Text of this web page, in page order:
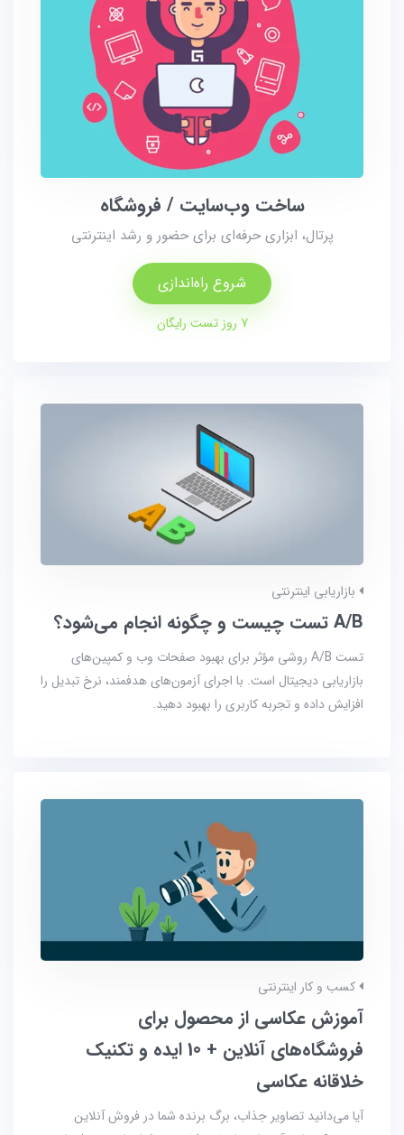
بازاریابی اینترنتی
A/B تست چیست و چگونه انجام می‌شود؟
تست A/B روشی مؤثر برای بهبود صفحات وب و کمپین‌های
بازاریابی دیجیتال است. با اجرای آزمون‌های هدفمند، نرخ تبدیل را
افزایش داده و تجربه کاربری را بهبود دهید.
کسب و کار اینترنتی
آموزش عکاسی از محصول برای
فروشگاه‌های آنلاین + 10 ایده و تکنیک
خلاقانه عکاسی
آیا می‌دانید تصاویر جذاب، برگ برنده شما در فروش آنلاین
ساخت وب‌سایت / فروشگاه
پرتال، ابزاری حرفه‌ای برای حضور و رشد اینترنتی
شروع راه‌اندازی
7 روز تست رایگان